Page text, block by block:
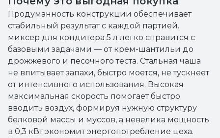
Продуманность конструкции обеспечивает
стабильный результат с каждой партией.
миксер для кондитера 5 л легко справится с
базовыми задачами — от крем-шантильи до
дрожжевого и песочного теста. Стальная чаша
не впитывает запахи, быстро моется, не тускнеет
от интенсивного использования. Высокая
максимальная скорость помогает быстро
вводить воздух, формируя нужную структуру
белковой массы и муссов, а невелика мощность
в 0,3 кВт экономит энергопотребление цеха.